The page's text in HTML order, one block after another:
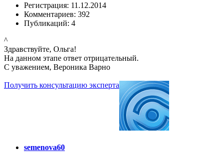
Регистрация: 11.12.2014
Комментариев: 392
Публикаций: 4
^
Здравствуйте, Ольга!
На данном этапе ответ отрицательный.
С уважением, Вероника Варно
Получить консультацию эксперта
semenova60